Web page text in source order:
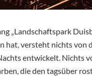
„Landschaftspark
hat, versteht nichts von
entwickelt. Nichts
die den tagsüber